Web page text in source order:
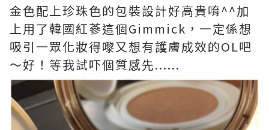
金色配上珍珠色的包裝設計好高貴唷^^加
上用了韓國紅蔘這個Gimmick，一定係想
吸引一眾化妝得嚟又想有護膚成效的OL吧
～好！等我試吓個質感先......